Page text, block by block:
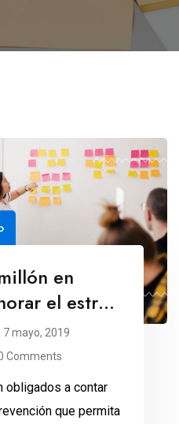
en
el estrés
7 mayo, 2019
Comments
obligados a contar
que permita